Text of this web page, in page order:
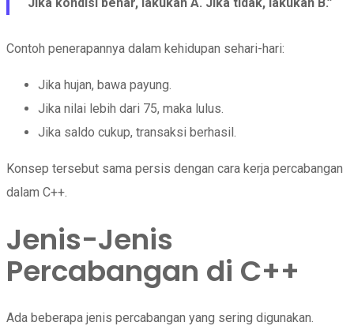
“Jika kondisi benar, lakukan A. Jika tidak, lakukan B.”
Contoh penerapannya dalam kehidupan sehari-hari:
Jika hujan, bawa payung.
Jika nilai lebih dari 75, maka lulus.
Jika saldo cukup, transaksi berhasil.
Konsep tersebut sama persis dengan cara kerja percabangan
dalam C++.
Jenis-Jenis
Percabangan di C++
Ada beberapa jenis percabangan yang sering digunakan.